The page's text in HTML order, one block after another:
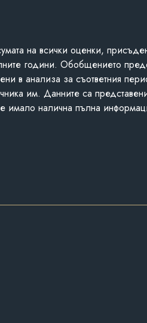
на всички оценки,
години. Обобщението
в анализа за съответния
им. Данните са
имало налична пълна